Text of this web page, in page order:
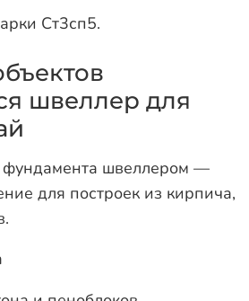
Ст3сп5.
швеллер для
фундамента швеллером —
для построек из кирпича,